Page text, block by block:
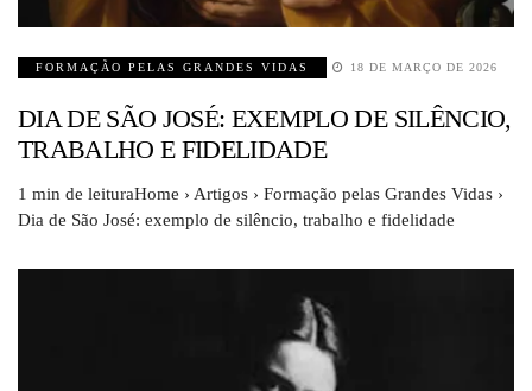
FORMAÇÃO PELAS GRANDES VIDAS 18 DE MARÇO DE 2026
DIA DE SÃO JOSÉ: EXEMPLO DE SILÊNCIO,
TRABALHO E FIDELIDADE
1 min de leituraHome › Artigos › Formação pelas Grandes Vidas ›
Dia de São José: exemplo de silêncio, trabalho e fidelidade